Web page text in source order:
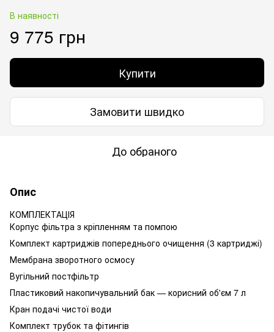
В наявності
9 775 грн
Купити
Замовити швидко
До обраного
Опис
КОМПЛЕКТАЦІЯ
Корпус фільтра з кріпленням та помпою
Комплект картриджів попереднього очищення (3 картриджі)
Мембрана зворотного осмосу
Вугільний постфільтр
Пластиковий накопичувальний бак — корисний об'єм 7 л
Кран подачі чистої води
Комплект трубок та фітингів